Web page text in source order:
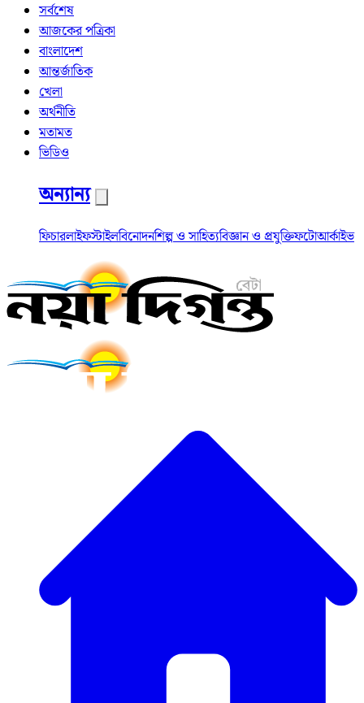
সর্বশেষ
আজকের পত্রিকা
বাংলাদেশ
আন্তর্জাতিক
খেলা
অর্থনীতি
মতামত
ভিডিও
অন্যান্য
ফিচারলাইফস্টাইলবিনোদনশিল্প ও সাহিত্যবিজ্ঞান ও প্রযুক্তিফটোআর্কাইভ